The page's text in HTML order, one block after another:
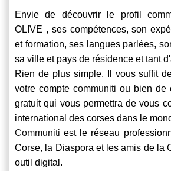
Envie de découvrir le profil
OLIVE , ses compétences, son
et formation, ses langues parlées,
sa ville et pays de résidence et tant
Rien de plus simple. Il vous suffit
votre compte communiti ou bien de
gratuit qui vous permettra de vous
international des corses dans le
Communiti est le réseau
Corse, la Diaspora et les amis de la
outil digital.